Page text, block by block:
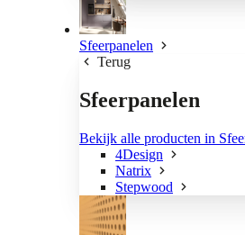
Sfeerpanelen
Terug
Sfeerpanelen
Bekijk alle producten in
4Design
Natrix
Stepwood